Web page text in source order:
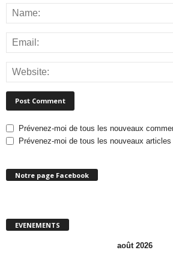
Prévenez-moi de tous les nouveaux
Prévenez-moi de tous les nouveaux articles
Notre page Facebook
EVENEMENTS
août 2026